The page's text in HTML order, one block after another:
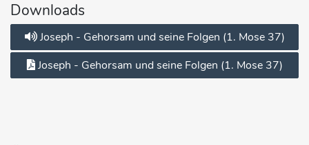
Downloads
Joseph - Gehorsam und seine Folgen (1. Mose 37)
Joseph - Gehorsam und seine Folgen (1. Mose 37)